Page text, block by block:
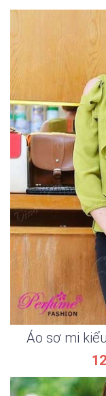
Áo sơ mi